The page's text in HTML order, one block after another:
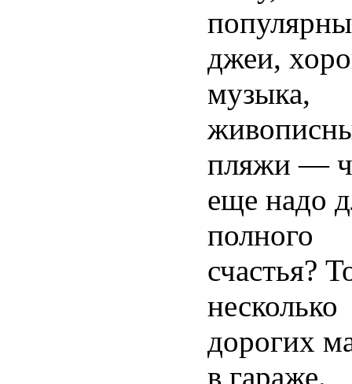
джеи,
музыка,
пляжи —
еще надо
полного
счастья?
несколько
дорогих
в гараже.